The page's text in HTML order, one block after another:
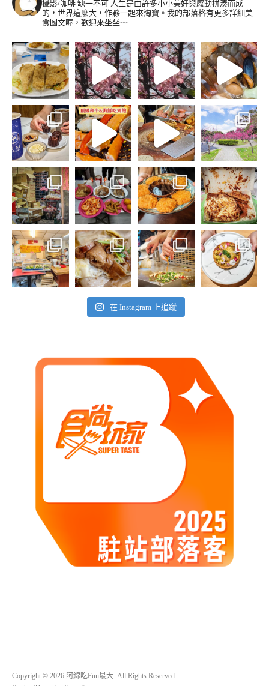
攝影/咖啡 缺一不可 人生是由許多小小美好與感動拼湊而成
的，世界這麼大，作夥一起來淘寶。我的部落格有更多詳細美
食圖文喔，歡迎來坐坐～
在 Instagram 上追蹤
Copyright © 2026 阿綿吃Fun最大. All Rights Reserved.